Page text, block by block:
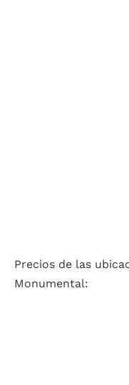
Precios de las
Monumental: